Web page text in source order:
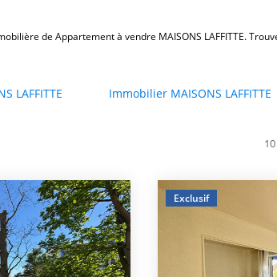
de Appartement à vendre MAISONS LAFFITTE.
LAFFITTE Immobilier MAISONS LAFFITTE
Exclusif